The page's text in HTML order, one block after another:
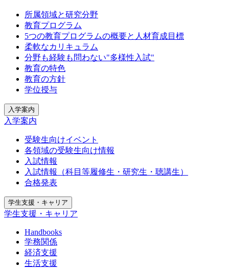
所属領域と研究分野
教育プログラム
5つの教育プログラムの概要と人材育成目標
柔軟なカリキュラム
分野も経験も問わない"多様性入試"
教育の特色
教育の方針
学位授与
入学案内
入学案内
受験生向けイベント
各領域の受験生向け情報
入試情報
入試情報（科目等履修生・研究生・聴講生）
合格発表
学生支援・キャリア
学生支援・キャリア
Handbooks
学務関係
経済支援
生活支援